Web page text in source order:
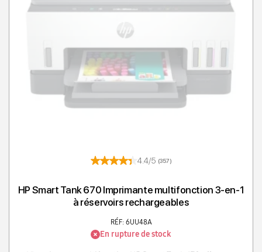
4.4/5 (357)
HP Smart Tank 670 Imprimante multifonction 3-en-1
à réservoirs rechargeables
RÉF: 6UU48A
En rupture de stock